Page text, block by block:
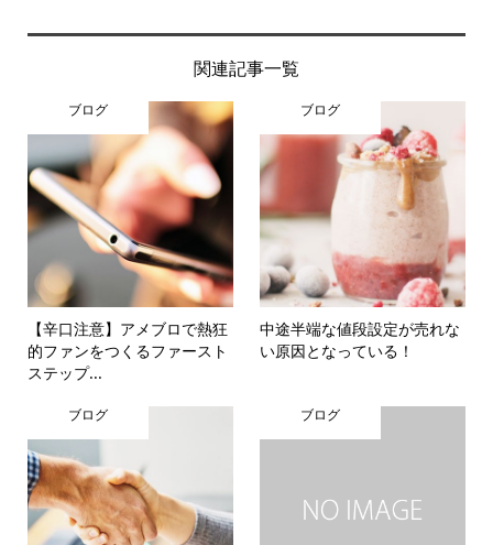
関連記事一覧
ブログ
【辛口注意】アメブロで熱狂
的ファンをつくるファースト
ステップ...
ブログ
中途半端な値段設定が売れな
い原因となっている！
ブログ ブログ